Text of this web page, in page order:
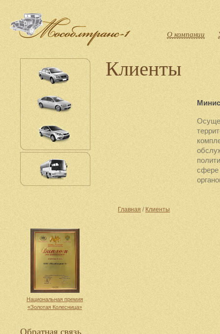
О компании
Национальная премия
«Золотая Колесница»
Обратная связь
Клиенты
сфере
Главная / Клиенты